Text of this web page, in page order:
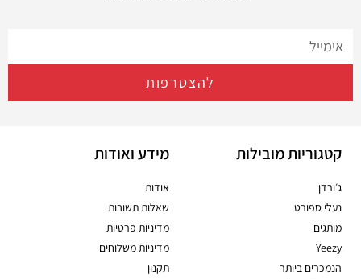
להצטרפות
קטגוריות מובילות
ג׳ורדן
נעלי ספורט
מותגים
Yeezy
הנמכרים ביותר
מידע ואודות
אודות
שאלות תשובות
מדיניות פרטיות
מדיניות משלוחים
תקנון